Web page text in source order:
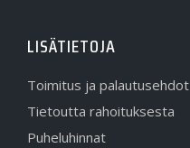
LISÄTIETOJA
Toimitus ja palautusehdot
Tietoutta rahoituksesta
Puheluhinnat